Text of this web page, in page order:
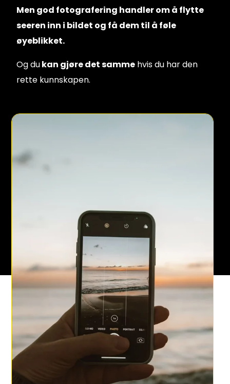
Men god fotografering handler om å flytte
seeren inn i bildet og få dem til å føle
øyeblikket.
Og dukan gjøre det samme hvis du har den
rette kunnskapen.